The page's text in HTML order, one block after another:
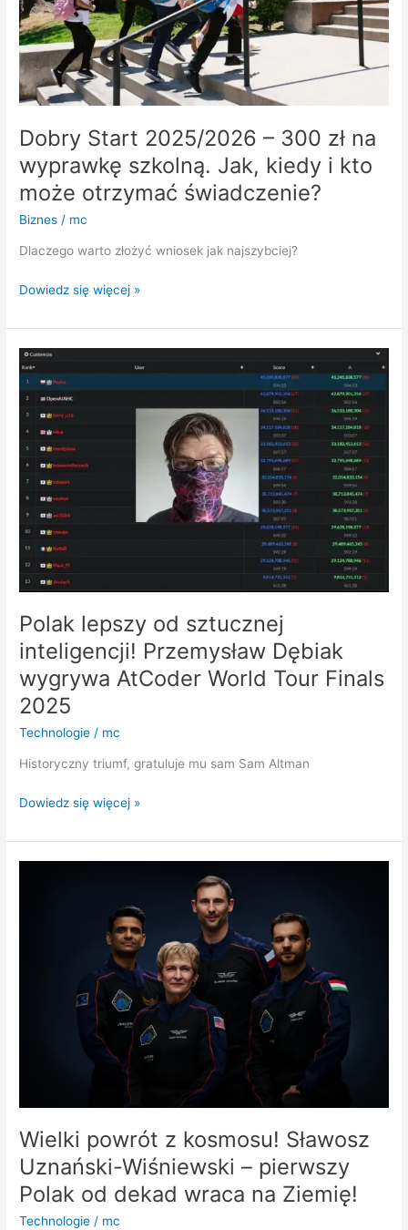
Dobry Start 2025/2026 – 300 zł na
wyprawkę szkolną. Jak, kiedy i kto
może otrzymać świadczenie?
Biznes / mc
Dlaczego warto złożyć wniosek jak najszybciej?
wyprawkę
szkolną.
Jak,
kiedy
i
kto
może
otrzymać
świadczenie?
Dowiedz się więcej »
Polak lepszy od sztucznej
inteligencji! Przemysław Dębiak
wygrywa AtCoder World Tour Finals
2025
Technologie / mc
Historyczny triumf, gratuluje mu sam Sam Altman
Polak
lepszy
od
sztucznej
inteligencji!
Dębiak
wygrywa
AtCoder
World
Finals
Dowiedz się więcej »
Wielki powrót z kosmosu! Sławosz
Uznański-Wiśniewski – pierwszy
Polak od dekad wraca na Ziemię!
Technologie / mc
Wiśniewski
wraca
na
Ziemię!